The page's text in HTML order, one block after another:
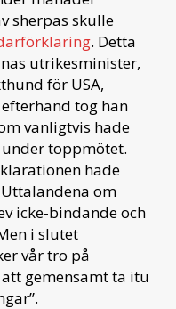
sherpas skulle
. Detta
utrikesminister,
för USA,
tog han
vanligtvis hade
toppmötet.
hade
om
icke-bindande och
i slutet
vår tro på
gemensamt ta itu